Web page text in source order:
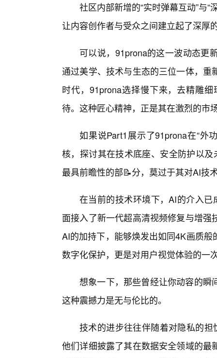
社区内部新增的“实时弹幕互动”与
让内容创作者与受众之间建立起了深厚
可以说，91prona的这一波动态更
通过美学、技术与生态的三位一体，
时代，91prona选择慢下来，去精雕
待。这种匠心精神，正是其在激烈的市
如果说Part1展示了91prona在“外
核，探讨其在技术底座、安全防护以
最具前瞻性的部📝分，莫过于其对AI技
在当前的技术环境下，AI的介入
面接入了新一代超高清视频修复与增
AI的加持下，能够焕发出如同4K画质
数字化保护，更是对用户视觉体验的一
想象一下，那些曾经让你动容的瞬
这种震撼力是无与伦比的。
技术的进步往往伴随着对隐私的
他们详细披露了其在数据安全领域的